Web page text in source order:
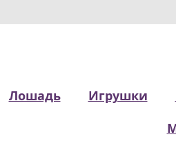
Лошадь Игрушки